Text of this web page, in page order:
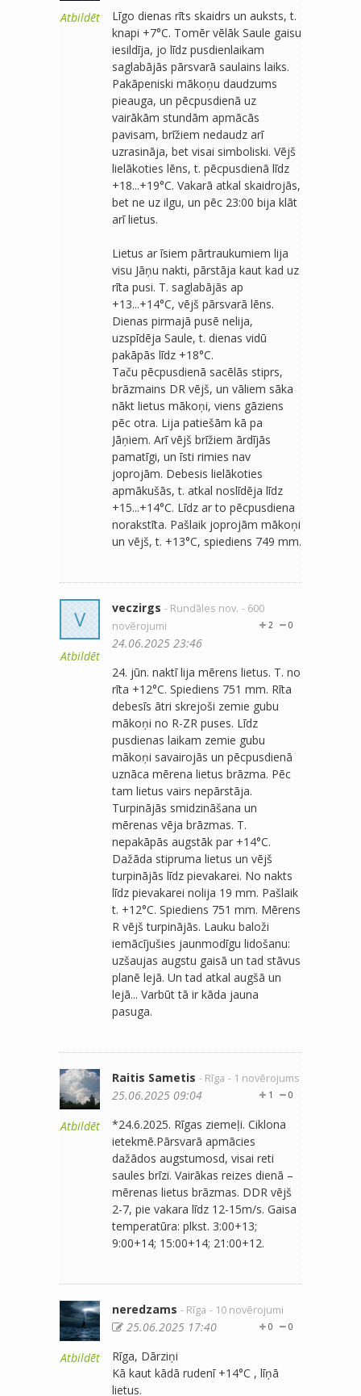
Atbildēt
Līgo dienas rīts skaidrs un auksts, t.
knapi +7°C. Tomēr vēlāk Saule gaisu
iesildīja, jo līdz pusdienlaikam
saglabājās pārsvarā saulains laiks.
Pakāpeniski mākoņu daudzums
pieauga, un pēcpusdienā uz
vairākām stundām apmācās
pavisam, brīžiem nedaudz arī
uzrasināja, bet visai simboliski. Vējš
lielākoties lēns, t. pēcpusdienā līdz
+18...+19°C. Vakarā atkal skaidrojās,
bet ne uz ilgu, un pēc 23:00 bija klāt
arī lietus.
Lietus ar īsiem pārtraukumiem lija
visu Jāņu nakti, pārstāja kaut kad uz
rīta pusi. T. saglabājās ap
+13...+14°C, vējš pārsvarā lēns.
Dienas pirmajā pusē nelija,
uzspīdēja Saule, t. dienas vidū
pakāpās līdz +18°C.
Taču pēcpusdienā sacēlās stiprs,
brāzmains DR vējš, un vāliem sāka
nākt lietus mākoņi, viens gāziens
pēc otra. Lija patiešām kā pa
Jāņiem. Arī vējš brīžiem ārdījās
pamatīgi, un īsti rimies nav
joprojām. Debesis lielākoties
apmākušās, t. atkal noslīdēja līdz
+15...+14°C. Līdz ar to pēcpusdiena
norakstīta. Pašlaik joprojām mākoņi
un vējš, t. +13°C, spiediens 749 mm.
V
Atbildēt
veczirgs - Rundāles nov. - 600
novērojumi
0
2
24.06.2025 23:46
24. jūn. naktī lija mērens lietus. T. no
rīta +12°C. Spiediens 751 mm. Rīta
debesīs ātri skrejoši zemie gubu
mākoņi no R-ZR puses. Līdz
pusdienas laikam zemie gubu
mākoņi savairojās un pēcpusdienā
uznāca mērena lietus brāzma. Pēc
tam lietus vairs nepārstāja.
Turpinājās smidzināšana un
mērenas vēja brāzmas. T.
nepakāpās augstāk par +14°C.
Dažāda stipruma lietus un vējš
turpinājās līdz pievakarei. No nakts
līdz pievakarei nolija 19 mm. Pašlaik
t. +12°C. Spiediens 751 mm. Mērens
R vējš turpinājās. Lauku baloži
iemācījušies jaunmodīgu lidošanu:
uzšaujas augstu gaisā un tad stāvus
planē lejā. Un tad atkal augšā un
lejā... Varbūt tā ir kāda jauna
pasuga.
Atbildēt
Raitis Sametis - Rīga - 1 novērojums
0
1
25.06.2025 09:04
*24.6.2025. Rīgas ziemeļi. Ciklona
ietekmē.Pārsvarā apmācies
dažādos augstumosd, visai reti
saules brīzi. Vairākas reizes dienā –
mērenas lietus brāzmas. DDR vējš
2-7, pie vakara līdz 12-15m/s. Gaisa
temperatūra: plkst. 3:00+13;
9:00+14; 15:00+14; 21:00+12.
Atbildēt
neredzams - Rīga - 10 novērojumi
0
0
25.06.2025 17:40
Rīga, Dārziņi
Kā kaut kādā rudenī +14°C , līņā
lietus.